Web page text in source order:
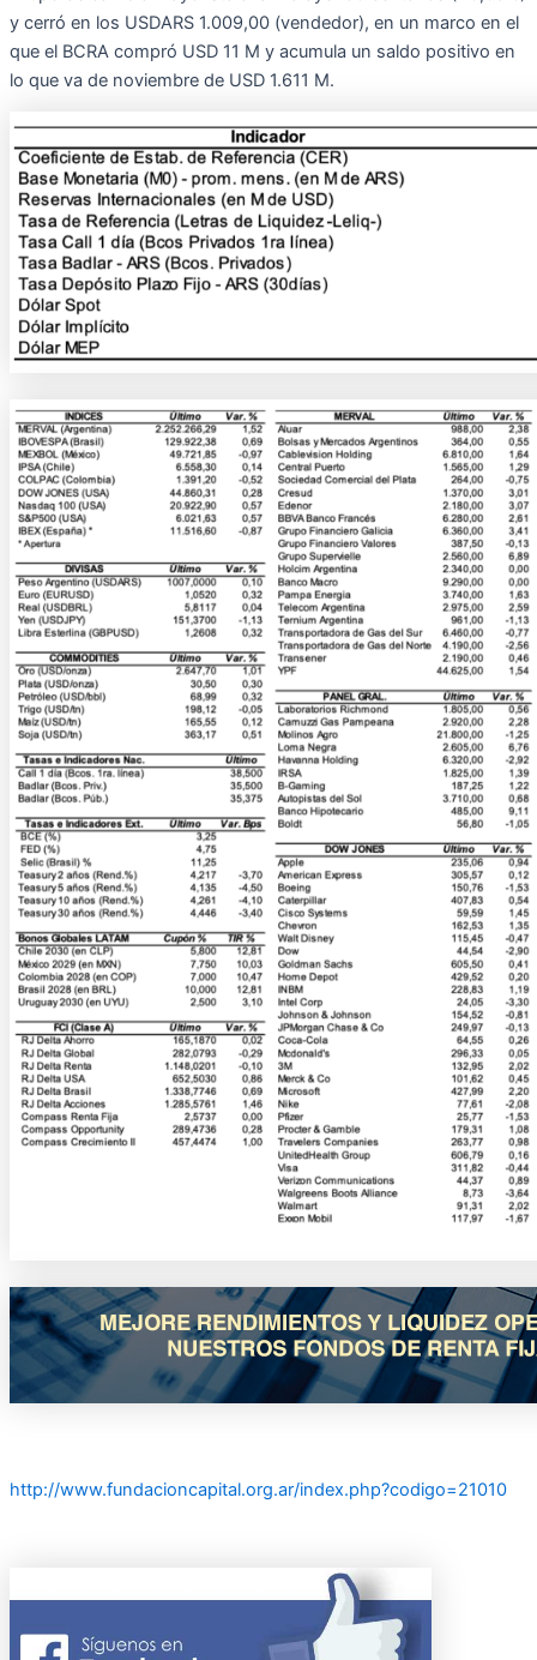
y cerró en los USDARS 1.009,00 (vendedor), en un marco en el
que el BCRA compró USD 11 M y acumula un saldo positivo en
lo que va de noviembre de USD 1.611 M.
http://www.fundacioncapital.org.ar/index.php?codigo=21010